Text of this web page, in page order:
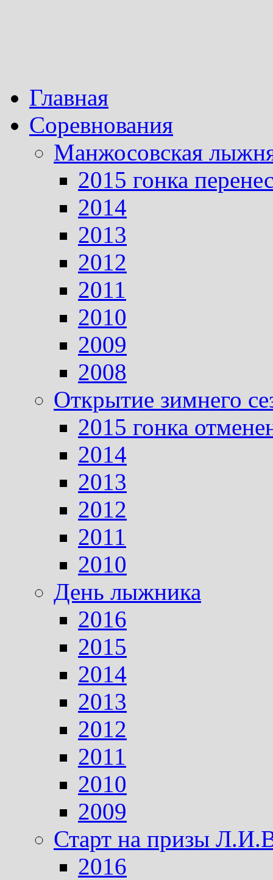
Главная
Соревнования
Манжосовская
2015 гонка
2014
2013
2012
2011
2010
2009
2008
Открытие зимнего
2015 гонка
2014
2013
2012
2011
2010
День лыжника
2016
2015
2014
2013
2012
2011
2010
2009
Старт на призы
2016